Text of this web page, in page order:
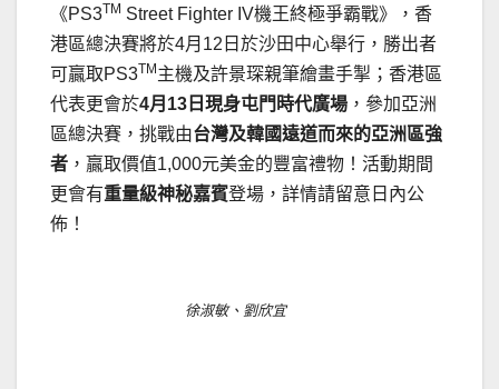
《PS3TM Street Fighter IV機王終極爭霸戰》，香
港區總決賽將於4月12日於沙田中心舉行，勝出者
可贏取PS3TM 主機及許景琛親筆繪畫手掣；香港區
代表更會於4月 13 日現身屯門時代廣場 ，參加亞洲
區總決賽，挑戰由台灣及韓國遠道而來的亞洲區強
者 ，贏取價值1,000元美金的豐富禮物！活動期間
更會有重量級神秘嘉賓登場，詳情請留意日內公
佈！
徐淑敏、劉欣宜